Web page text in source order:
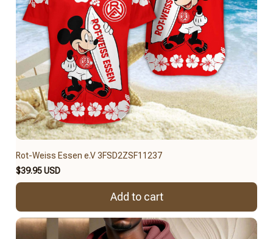
Rot-Weiss Essen e.V 3FSD2ZSF11237
$39.95 USD
Add to cart